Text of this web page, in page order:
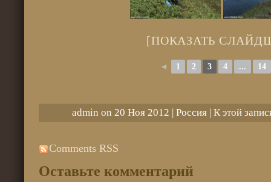
[ПОКАЗАТЬ
◄ 1 2 3 4 ... 14
admin on 20 Ноя 2012 | Россия| К этой
Comments RSS
Оставьте комментарий